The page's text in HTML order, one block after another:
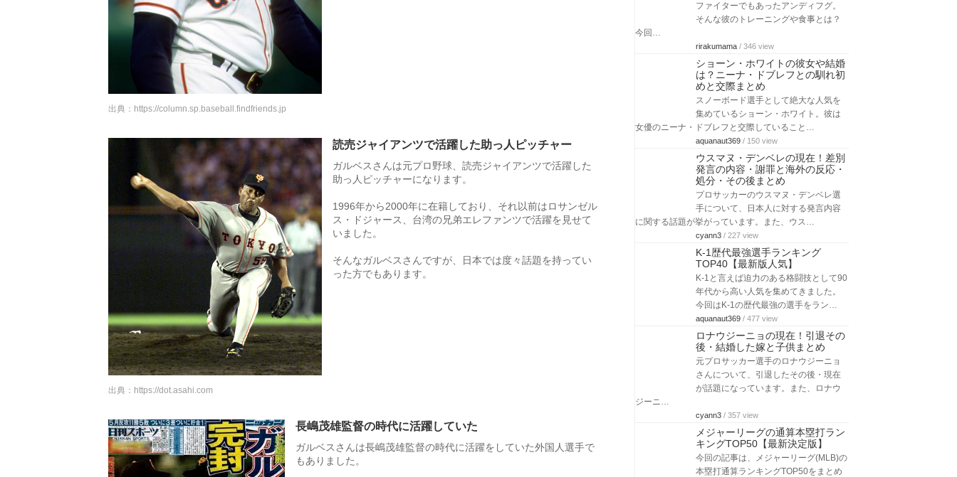
出典： https://column.sp.baseball.findfriends.jp
読売ジャイアンツで活躍した助っ人ピッチャー
ガルベスさんは元プロ野球、読売ジャイアンツで活躍した
助っ人ピッチャーになります。
1996年から2000年に在籍しており、それ以前はロサンゼル
ス・ドジャース、台湾の兄弟エレファンツで活躍を見せて
いました。
そんなガルベスさんですが、日本では度々話題を持ってい
った方でもあります。
出典： https://dot.asahi.com
長嶋茂雄監督の時代に活躍していた
ガルベスさんは長嶋茂雄監督の時代に活躍をしていた外国人選手で
もありました。
ファイターでもあったアンディフグ。
そんな彼のトレーニングや食事とは？
今回…
rirakumama / 346 view
ショーン・ホワイトの彼女や結婚
は？ニーナ・ドブレフとの馴れ初
めと交際まとめ
スノーボード選手として絶大な人気を
集めているショーン・ホワイト。彼は
女優のニーナ・ドブレフと交際していること…
aquanaut369 / 150 view
ウスマヌ・デンベレの現在！差別
発言の内容・謝罪と海外の反応・
処分・その後まとめ
プロサッカーのウスマヌ・デンベレ選
手について、日本人に対する発言内容
に関する話題が挙がっています。また、ウス…
cyann3 / 227 view
K-1歴代最強選手ランキング
TOP40【最新版人気】
K-1と言えば迫力のある格闘技として90
年代から高い人気を集めてきました。
今回はK-1の歴代最強の選手をラン…
aquanaut369 / 477 view
ロナウジーニョの現在！引退その
後・結婚した嫁と子供まとめ
元プロサッカー選手のロナウジーニョ
さんについて、引退したその後・現在
が話題になっています。また、ロナウ
ジーニ…
cyann3 / 357 view
メジャーリーグの通算本塁打ラン
キングTOP50【最新決定版】
今回の記事は、メジャーリーグ(MLB)の
本塁打通算ランキングTOP50をまとめ